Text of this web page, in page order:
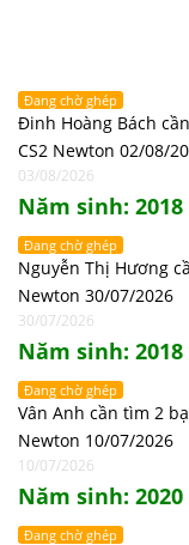
Đang chờ ghép
Đinh Hoàng Bách
CS2 Newton 02/08/
03/08/2026
Năm sinh: 2018
Đang chờ ghép
Nguyễn Thị Hương
Newton 30/07/2026
30/07/2026
Năm sinh: 2018
Đang chờ ghép
Vân Anh cần tìm 2
Newton 10/07/2026
10/07/2026
Năm sinh: 2020
Đang chờ ghép